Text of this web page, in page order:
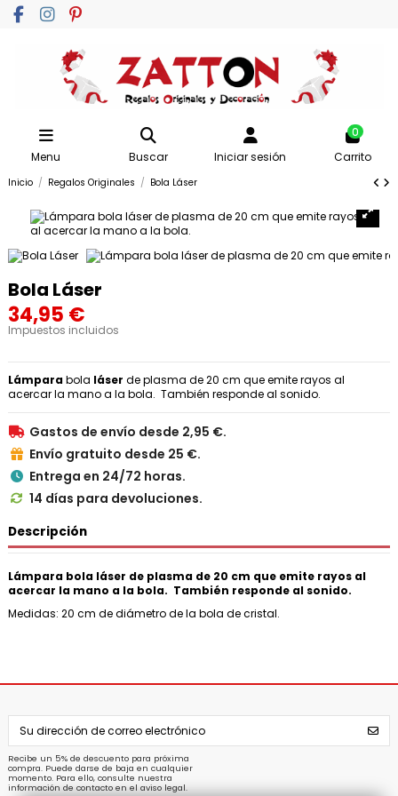
Menu Buscar Iniciar sesión
0
Carrito
Inicio Regalos Originales Bola Láser
Bola Láser
34,95 €
Impuestos incluidos
Lámparabola láser de plasma de 20 cm que emite rayos al
acercar la mano a la bola. También responde al sonido.
 Gastos de envío desde 2,95 €.
 Envío gratuito desde 25 €.
 Entrega en 24/72 horas.
 14 días para devoluciones.
Descripción
Lámpara bola láser de plasma de 20 cm que emite rayos al
acercar la mano a la bola. También responde al sonido.
Medidas: 20 cm de diámetro de la bola de cristal.
Recibe un 5% de descuento para próxima
compra. Puede darse de baja en cualquier
momento. Para ello, consulte nuestra
información de contacto en el aviso legal.